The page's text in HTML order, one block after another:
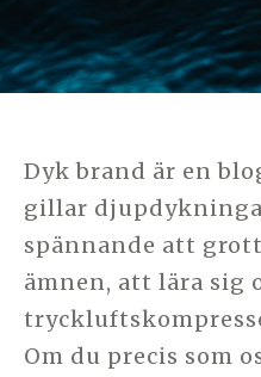
Dyk brand är en
gillar
spännande att
ämnen, att lära sig
Om du precis som